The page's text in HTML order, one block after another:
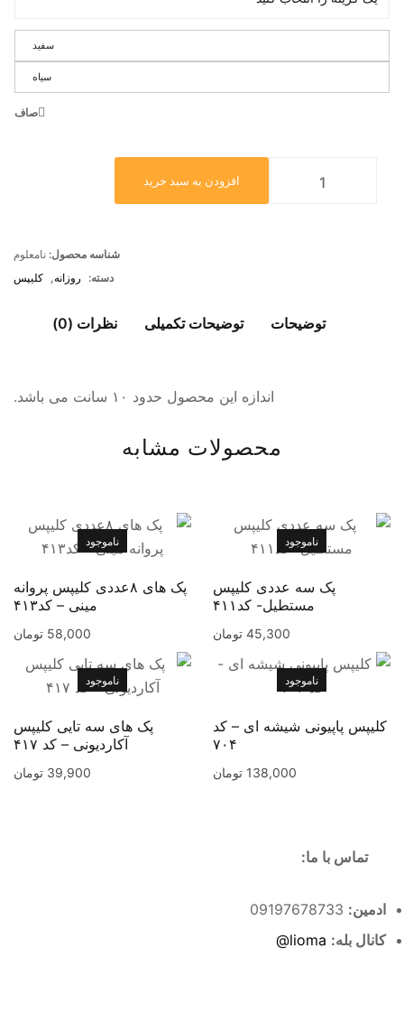
سفید
سیاه
صاف
افزودن به سبد خرید
شناسه محصول: نامعلوم
دسته:
روزانه, کلیپس
توضیحات توضیحات تکمیلی نظرات (0)
اندازه این محصول حدود ۱۰ سانت می باشد.
محصولات مشابه
ناموجود
پک سه عددی کلیپس
مستطیل- کد۴۱۱
45,300 تومان
ناموجود
پک های ۸عددی کلیپس پروانه
مینی – کد۴۱۳
58,000 تومان
ناموجود
کلیپس پاپیونی شیشه ای – کد
۷۰۴
138,000 تومان
ناموجود
پک های سه تایی کلیپس
آکارديونی – کد ۴۱۷
39,900 تومان
تماس با ما:
ادمین:
کانال بله: lioma@